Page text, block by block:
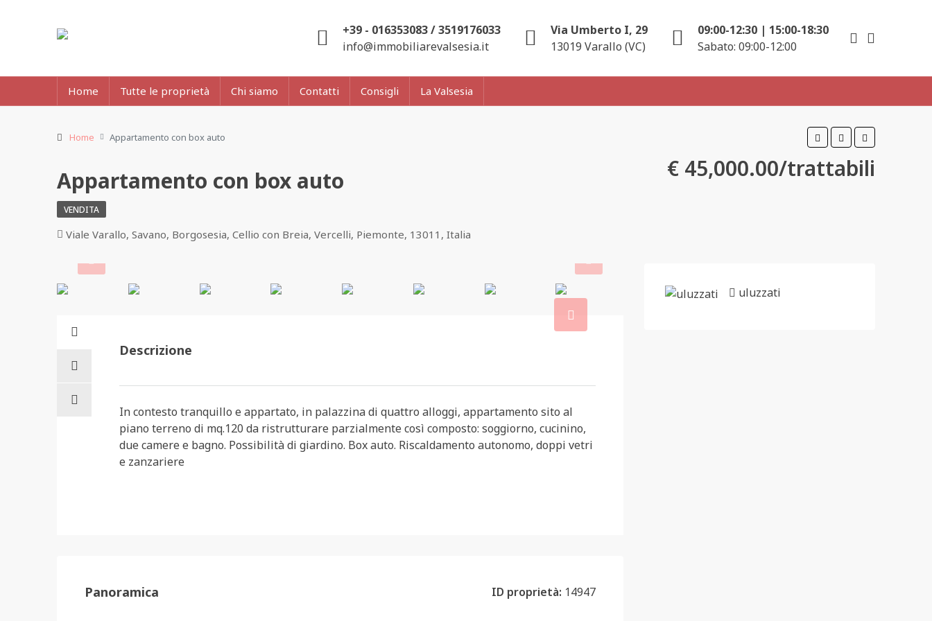
+39 - 016353083 / 3519176033
info@immobiliarevalsesia.it
Via Umberto I, 29
13019 Varallo (VC)
09:00-12:30 | 15:00-18:30
Sabato: 09:00-12:00
Home Tutte le proprietà Chi siamo Contatti Consigli La Valsesia
Home Appartamento con box auto
Appartamento con box auto € 45,000.00/trattabili
VENDITA
Viale Varallo, Savano, Borgosesia, Cellio con Breia, Vercelli, Piemonte, 13011, Italia
Descrizione
In contesto tranquillo e appartato, in palazzina di quattro alloggi, appartamento sito al
piano terreno di mq.120 da ristrutturare parzialmente così composto: soggiorno, cucinino,
due camere e bagno. Possibilità di giardino. Box auto. Riscaldamento autonomo, doppi vetri
e zanzariere
Panoramica ID proprietà: 14947
uluzzati